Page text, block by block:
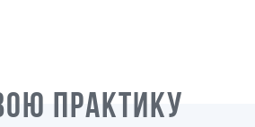
ПРАКТИКУ